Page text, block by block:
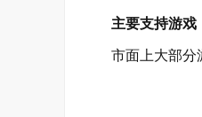
主要支持游戏
市面上大部分